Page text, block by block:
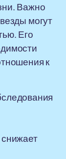
Важно
могут
Его
к